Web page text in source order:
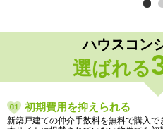
ハウスコン
選ばれる
初期費用を抑えられる
新築戸建ての仲介手数料を無料で購入で